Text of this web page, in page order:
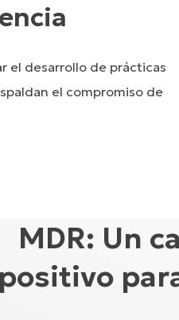
el desarrollo de prácticas
el compromiso de
MDR: Un
positivo